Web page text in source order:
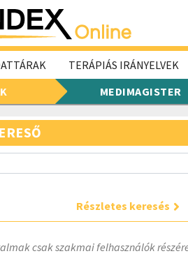
TERÁPIÁS IRÁNYELVEK
MEDIMAGISTER
Részletes keresés
csak szakmai felhasználók